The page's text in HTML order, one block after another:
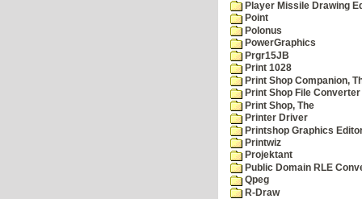
Player Missile Drawing
Point
Polonus
PowerGraphics
Prgr15JB
Print 1028
Print Shop Companion,
Print Shop File Converter
Print Shop, The
Printer Driver
Printshop Graphics
Printwiz
Projektant
Public Domain RLE
Qpeg
R-Draw